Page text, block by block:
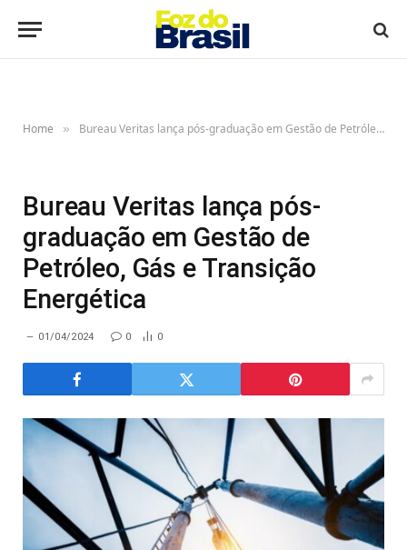
Home » Bureau Veritas lança pós-graduação em Gestão de Petróleo, Gás e Transição Energética
Bureau Veritas lança pós-
graduação em Gestão de
Petróleo, Gás e Transição
Energética
01/04/2024 0 0